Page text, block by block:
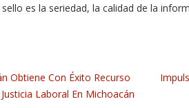
es la seriedad, la calidad de la
Obtiene Con Éxito Recurso
Laboral En Michoacán